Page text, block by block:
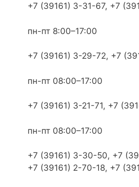
+7 (39161) 3-31-67, +7
пн-пт 8:00–17:00
+7 (39161) 3-29-72, +7
пн-пт 08:00–17:00
+7 (39161) 3-21-71, +7
пн-пт 08:00–17:00
+7 (39161) 3-30-50, +7
+7 (39161) 2-70-18, +7